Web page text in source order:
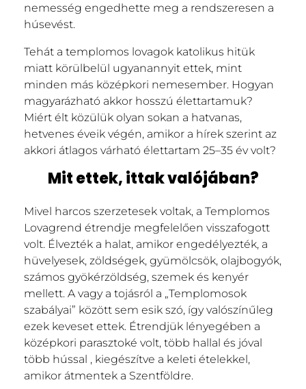
nemesség engedhette meg a rendszeresen a
húsevést.
Tehát a templomos lovagok katolikus hitük
miatt körülbelül ugyanannyit ettek, mint
minden más középkori nemesember. Hogyan
magyarázható akkor hosszú élettartamuk?
Miért élt közülük olyan sokan a hatvanas,
hetvenes éveik végén, amikor a hírek szerint az
akkori átlagos várható élettartam 25–35 év volt?
Mit ettek, ittak valójában?
Mivel harcos szerzetesek voltak, a Templomos
Lovagrend étrendje megfelelően visszafogott
volt. Élvezték a halat, amikor engedélyezték, a
hüvelyesek, zöldségek, gyümölcsök, olajbogyók,
számos gyökérzöldség, szemek és kenyér
mellett. A vagy a tojásról a „Templomosok
szabályai” között sem esik szó, így valószínűleg
ezek keveset ettek. Étrendjük lényegében a
középkori parasztoké volt, több hallal és jóval
több hússal , kiegészítve a keleti ételekkel,
amikor átmentek a Szentföldre.